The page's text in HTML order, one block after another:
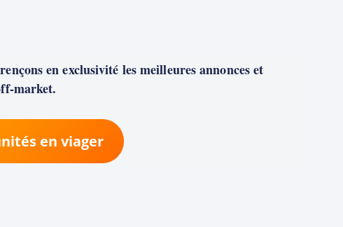
en exclusivité les meilleures annonces et
market.
en viager